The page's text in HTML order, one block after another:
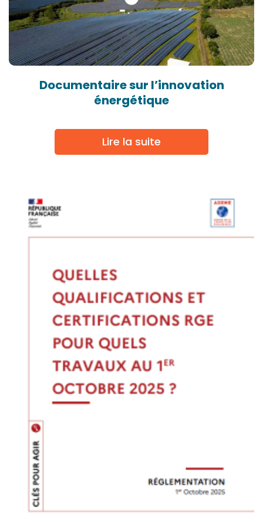
Documentaire sur l’innovation
énergétique
Lire la suite